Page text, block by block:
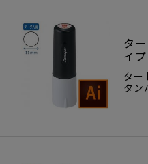
タ
イプ
ター
タン